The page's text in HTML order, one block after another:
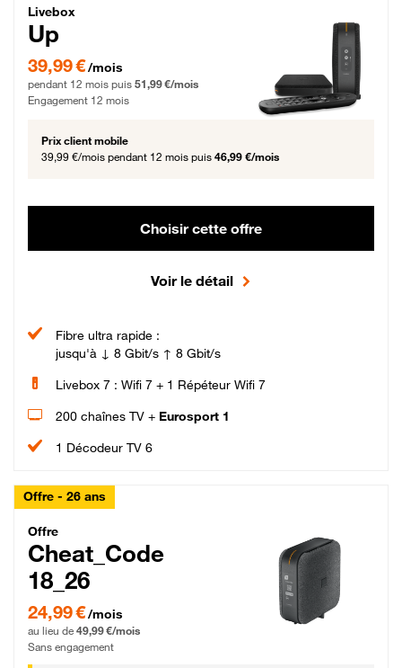
Livebox Up Fibre
Livebox
Up
39,99 € par mois pendant 12 mois puis 51,99 € par mois, Engagement 12 mois
39,99 €/mois
pendant 12 mois puis 51,99 €/mois
Engagement 12 mois
Prix client mobile
39,99 €/mois pendant 12 mois puis 46,99 €/mois
Choisir cette offre
Voir le détail
Fibre ultra rapide :
jusqu'à ↓ 8 Gbit/s ↑ 8 Gbit/s
Livebox 7 : Wifi 7 + 1 Répéteur Wifi 7
200 chaînes TV + Eurosport 1
1 Décodeur TV 6
Offre - 26 ans
Cheat_Code Fibre_18_26
Offre
Cheat_Code
18_26
24,99 € par mois pendant 0 mois puis 49,99 € par mois, Sans engagement
24,99 €/mois
au lieu de 49,99 €/mois
Sans engagement